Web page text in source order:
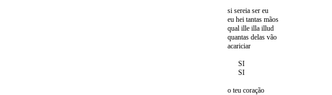
si sereia ser eu
eu hei tantas mãos
qual ille illa illud
quantas delas vão
acariciar
SI
SI
o teu coração